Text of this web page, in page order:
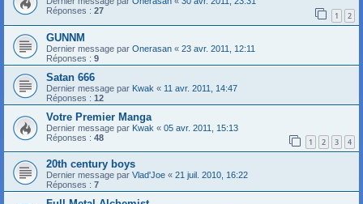
Réponses : 27 1 2
GUNNM
Dernier message par Onerasan « 23 avr. 2011, 12:11
Réponses : 9
Satan 666
Dernier message par Kwak « 11 avr. 2011, 14:47
Réponses : 12
Votre Premier Manga
Dernier message par Kwak « 05 avr. 2011, 15:13
Réponses : 48 1 2 3 4
20th century boys
Dernier message par Vlad'Joe « 21 juil. 2010, 16:22
Réponses : 7